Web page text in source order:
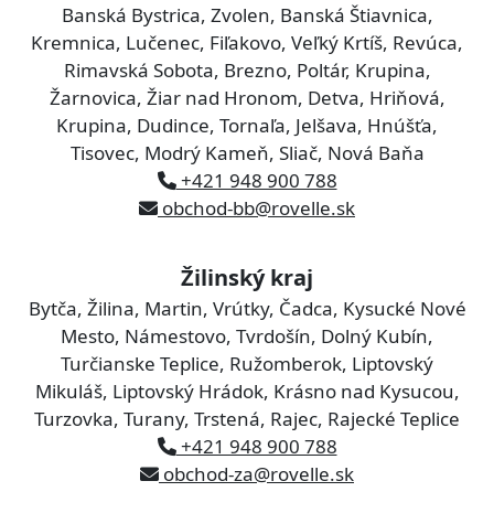
Banská Bystrica, Zvolen, Banská Štiavnica,
Kremnica, Lučenec, Fiľakovo, Veľký Krtíš, Revúca,
Rimavská Sobota, Brezno, Poltár, Krupina,
Žarnovica, Žiar nad Hronom, Detva, Hriňová,
Krupina, Dudince, Tornaľa, Jelšava, Hnúšťa,
Tisovec, Modrý Kameň, Sliač, Nová Baňa
+421 948 900 788
obchod-bb@rovelle.sk
Žilinský kraj
Bytča, Žilina, Martin, Vrútky, Čadca, Kysucké Nové
Mesto, Námestovo, Tvrdošín, Dolný Kubín,
Turčianske Teplice, Ružomberok, Liptovský
Mikuláš, Liptovský Hrádok, Krásno nad Kysucou,
Turzovka, Turany, Trstená, Rajec, Rajecké Teplice
+421 948 900 788
obchod-za@rovelle.sk